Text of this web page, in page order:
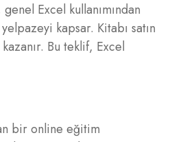
Excel kullanımından
kapsar. Kitabı satın
Bu teklif, Excel
bir online eğitim